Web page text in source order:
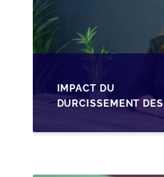
IMPACT DU
DURCISSEMENT DES
CRÉDIT SUR LA